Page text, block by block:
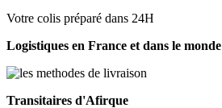
Votre colis préparé dans 24H
Logistiques en France et dans le monde
Transitaires d'Afirque